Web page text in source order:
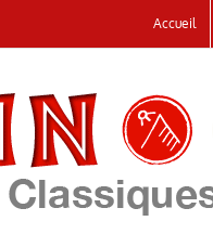
Accueil